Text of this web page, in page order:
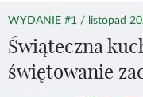
WYDANIE #1 / listopad
Świąteczna
świętowanie